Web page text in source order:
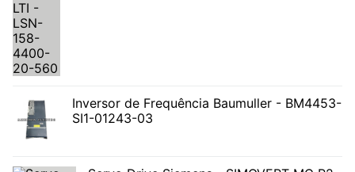
Inversor de Frequência Baumuller - BM4453-
SI1-01243-03